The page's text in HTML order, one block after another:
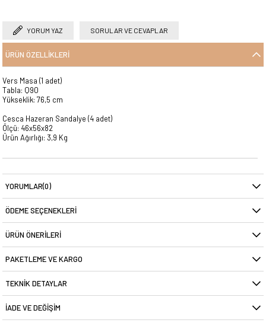
YORUM YAZ SORULAR VE CEVAPLAR
ÜRÜN ÖZELLIKLERI
Vers Masa (1 adet)
Tabla: Q90
Yükseklik: 76,5 cm
Cesca Hazeran Sandalye (4 adet)
Ölçü: 46x56x82
Ürün Ağırlığı: 3,9 Kg
YORUMLAR(0)
ÖDEME SEÇENEKLERI
ÜRÜN ÖNERILERI
PAKETLEME VE KARGO
TEKNIK DETAYLAR
İADE VE DEĞIŞIM